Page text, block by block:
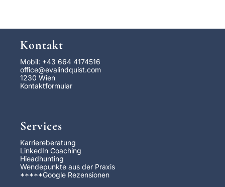
Kontakt
Mobil: +43 664 4174516
office@evalindquist.com
1230 Wien
Kontaktformular
Services
Karriereberatung
LinkedIn Coaching
Hieadhunting
Wendepunkte aus der Praxis
*****Google Rezensionen